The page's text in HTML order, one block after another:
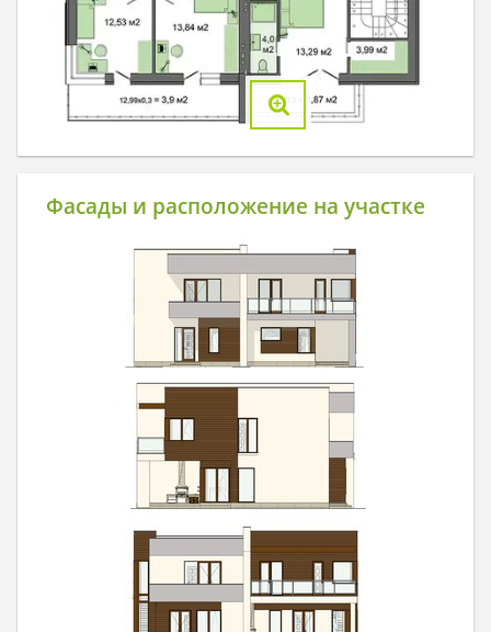
Фасады и расположение на участке